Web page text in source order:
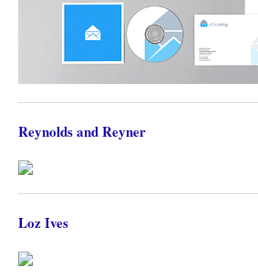
Reynolds and Reyner
Loz Ives